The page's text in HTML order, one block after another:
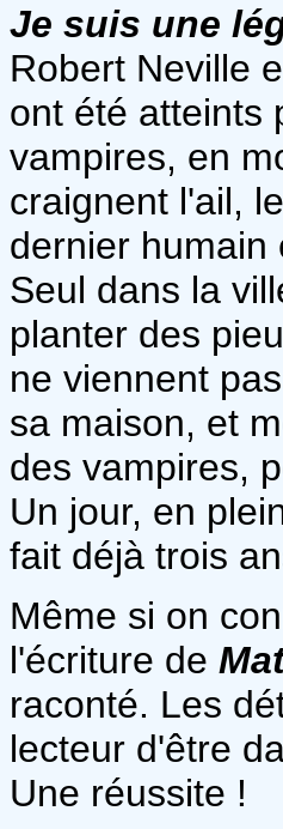
Je suis une
Robert Neville
ont été atteints
vampires, en
craignent l'ail,
dernier humain
Seul dans la
planter des
ne viennent
sa maison, et
des vampires,
Un jour, en
fait déjà trois
Même si on
l'écriture de
raconté. Les
lecteur d'être
Une réussite !